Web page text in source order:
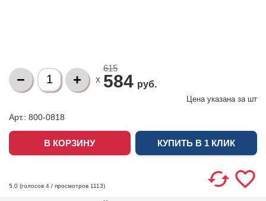
X
615
584 руб.
Цена указана за шт
Арт.: 800-0818
КУПИТЬ В 1 КЛИК
5.0 (голосов 4 / просмотров 1113)